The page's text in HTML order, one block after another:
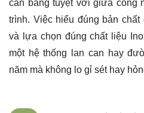
cân bằng tuyệt vời giữa công
trình. Việc hiểu đúng bản
và lựa chọn đúng chất liệu
một hệ thống lan can hay
năm mà không lo gỉ sét hay